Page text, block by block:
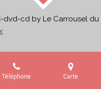
dvd-cd by Le Carrousel du
Téléphone Carte